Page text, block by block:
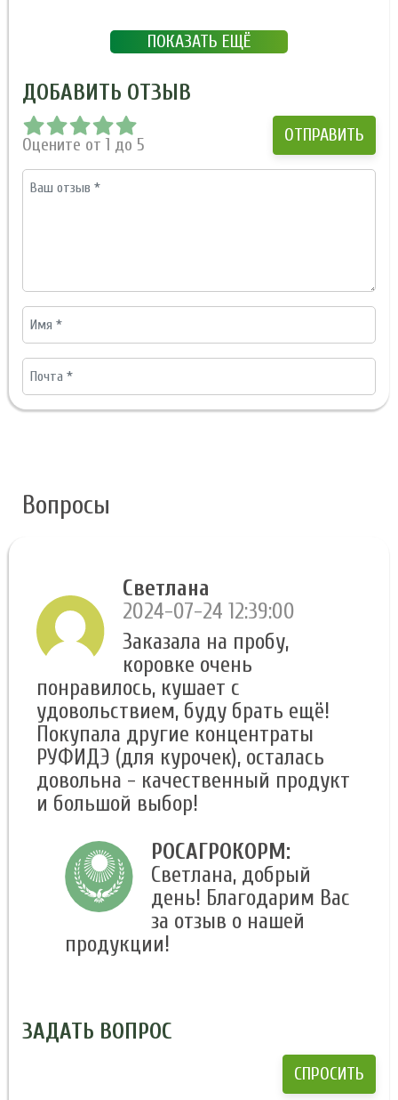
ПОКАЗАТЬ ЕЩЁ
ДОБАВИТЬ ОТЗЫВ
Оцените от 1 до 5
Вопросы
Светлана
2024-07-24 12:39:00
Заказала на пробу,
коровке очень
понравилось, кушает с
удовольствием, буду брать ещё!
Покупала другие концентраты
РУФИДЭ (для курочек), осталась
довольна - качественный продукт
и большой выбор!
РОСАГРОКОРМ:
Светлана, добрый
день! Благодарим Вас
за отзыв о нашей
продукции!
ЗАДАТЬ ВОПРОС